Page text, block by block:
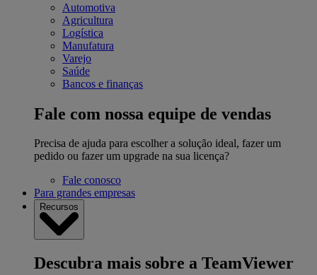
Automotiva
Agricultura
Logística
Manufatura
Varejo
Saúde
Bancos e finanças
Fale com nossa equipe de vendas
Precisa de ajuda para escolher a solução ideal, fazer um
pedido ou fazer um upgrade na sua licença?
Fale conosco
Para grandes empresas
Recursos
Descubra mais sobre a TeamViewer